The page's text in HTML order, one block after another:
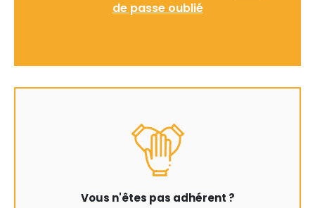
de passe oublié
Vous n'êtes pas adhérent ?